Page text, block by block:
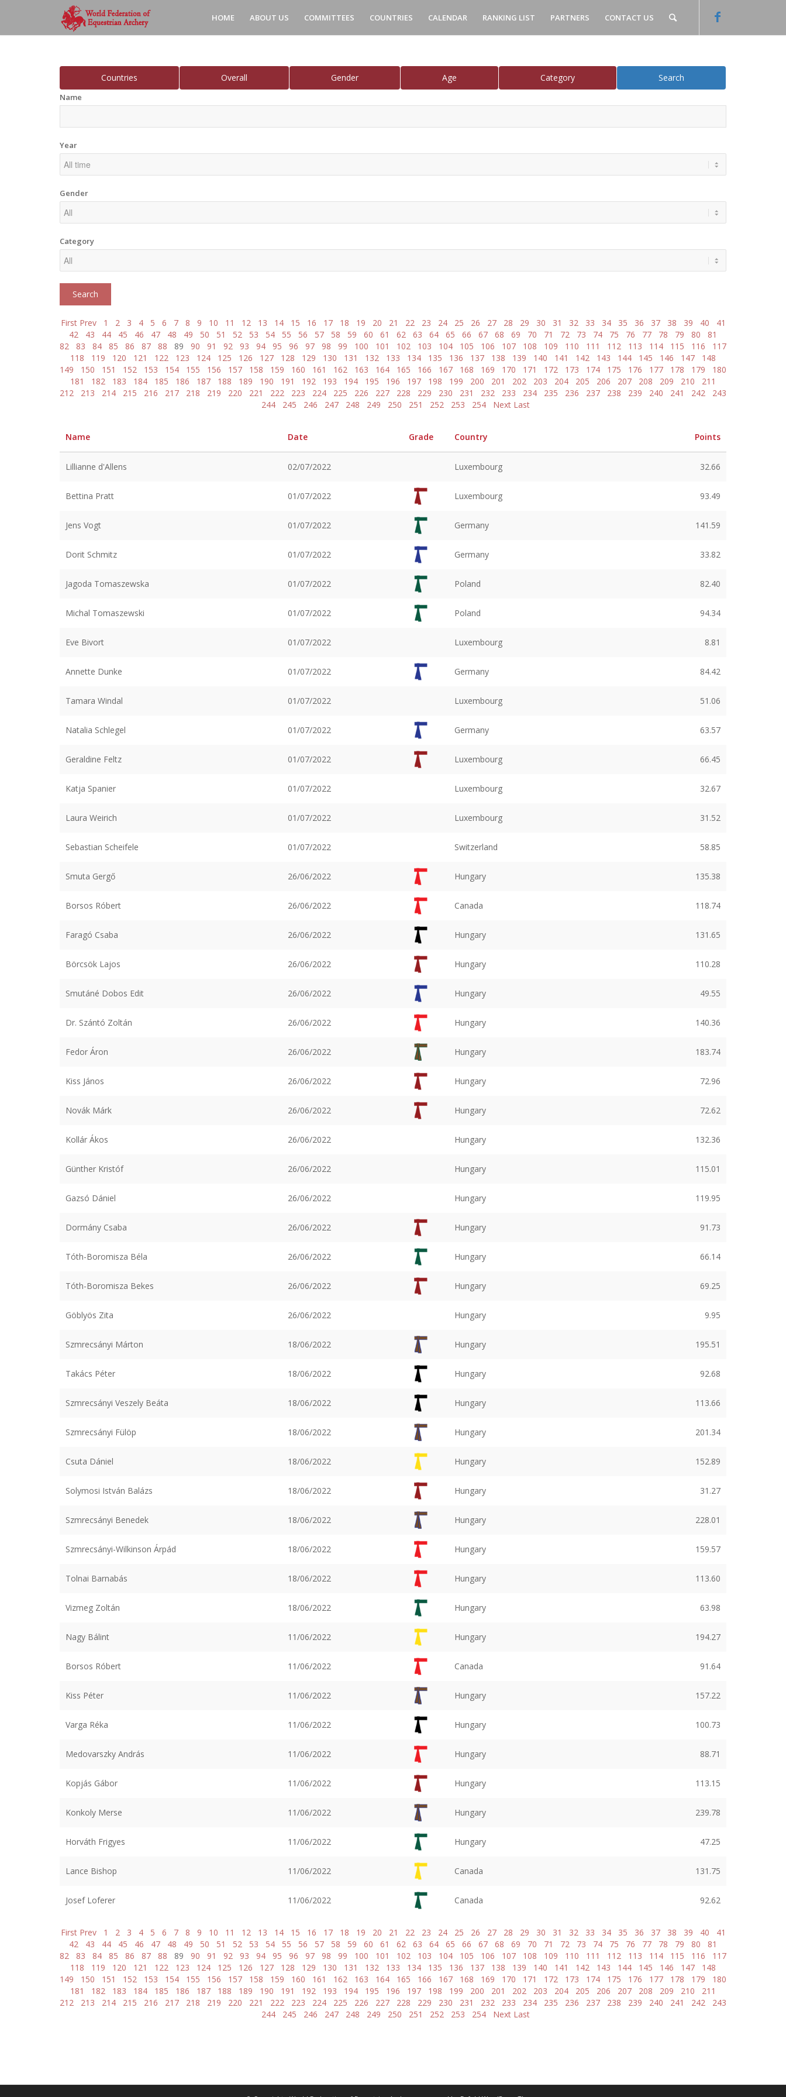
HOME ABOUT US COMMITTEES COUNTRIES CALENDAR RANKING LIST PARTNERS CONTACT US
Countries Overall Gender Age Category Search
Name
Year
Gender
Category
First Prev 1 2 3 4 5 6 7 8 9 10 11 12 13 14 15 16 17 18 19 20 21 22 23 24 25 26 27 28 29 30 31 32 33 34 35 36 37 38 39 40
41
42
43 44 45 46 47 48 49 50 51 52 53 54 55 56 57 58 59 60 61 62 63 64 65 66 67 68 69 70 71 72 73 74 75 76 77 78 79 80
81
82
83 84 85 86 87 88 89 90 91 92 93 94 95 96 97 98 99 100 101 102 103 104 105 106 107 108 109 110 111 112 113 114 115 116
117
118
119 120 121 122 123 124 125 126 127 128 129 130 131 132 133 134 135 136 137 138 139 140 141 142 143 144 145 146 147
148
149
150 151 152 153 154 155 156 157 158 159 160 161 162 163 164 165 166 167 168 169 170 171 172 173 174 175 176 177 178 179
180
181
182 183 184 185 186 187 188 189 190 191 192 193 194 195 196 197 198 199 200 201 202 203 204 205 206 207 208 209 210
211
212
213 214 215 216 217 218 219 220 221 222 223 224 225 226 227 228 229 230 231 232 233 234 235 236 237 238 239 240 241 242
243
244
245 246 247 248 249 250 251 252 253 254 Next Last
Name Date Grade Country Points
Lillianne d'Allens 02/07/2022 Luxembourg 32.66
Bettina Pratt 01/07/2022 Luxembourg 93.49
Jens Vogt 01/07/2022 Germany 141.59
Dorit Schmitz 01/07/2022 Germany 33.82
Jagoda Tomaszewska 01/07/2022 Poland 82.40
Michal Tomaszewski 01/07/2022 Poland 94.34
Eve Bivort 01/07/2022 Luxembourg 8.81
Annette Dunke 01/07/2022 Germany 84.42
Tamara Windal 01/07/2022 Luxembourg 51.06
Natalia Schlegel 01/07/2022 Germany 63.57
Geraldine Feltz 01/07/2022 Luxembourg 66.45
Katja Spanier 01/07/2022 Luxembourg 32.67
Laura Weirich 01/07/2022 Luxembourg 31.52
Sebastian Scheifele 01/07/2022 Switzerland 58.85
Smuta Gergő 26/06/2022 Hungary 135.38
Borsos Róbert 26/06/2022 Canada 118.74
Faragó Csaba 26/06/2022 Hungary 131.65
Börcsök Lajos 26/06/2022 Hungary 110.28
Smutáné Dobos Edit 26/06/2022 Hungary 49.55
Dr. Szántó Zoltán 26/06/2022 Hungary 140.36
Fedor Áron 26/06/2022 Hungary 183.74
Kiss János 26/06/2022 Hungary 72.96
Novák Márk 26/06/2022 Hungary 72.62
Kollár Ákos 26/06/2022 Hungary 132.36
Günther Kristóf 26/06/2022 Hungary 115.01
Gazsó Dániel 26/06/2022 Hungary 119.95
Dormány Csaba 26/06/2022 Hungary 91.73
Tóth-Boromisza Béla 26/06/2022 Hungary 66.14
Tóth-Boromisza Bekes 26/06/2022 Hungary 69.25
Göblyös Zita 26/06/2022 Hungary 9.95
Szmrecsányi Márton 18/06/2022 Hungary 195.51
Takács Péter 18/06/2022 Hungary 92.68
Szmrecsányi Veszely Beáta 18/06/2022 Hungary 113.66
Szmrecsányi Fülöp 18/06/2022 Hungary 201.34
Csuta Dániel 18/06/2022 Hungary 152.89
Solymosi István Balázs 18/06/2022 Hungary 31.27
Szmrecsányi Benedek 18/06/2022 Hungary 228.01
Szmrecsányi-Wilkinson Árpád 18/06/2022 Hungary 159.57
Tolnai Barnabás 18/06/2022 Hungary 113.60
Vizmeg Zoltán 18/06/2022 Hungary 63.98
Nagy Bálint 11/06/2022 Hungary 194.27
Borsos Róbert 11/06/2022 Canada 91.64
Kiss Péter 11/06/2022 Hungary 157.22
Varga Réka 11/06/2022 Hungary 100.73
Medovarszky András 11/06/2022 Hungary 88.71
Kopjás Gábor 11/06/2022 Hungary 113.15
Konkoly Merse 11/06/2022 Hungary 239.78
Horváth Frigyes 11/06/2022 Hungary 47.25
Lance Bishop 11/06/2022 Canada 131.75
Josef Loferer 11/06/2022 Canada 92.62
First Prev 1 2 3 4 5 6 7 8 9 10 11 12 13 14 15 16 17 18 19 20 21 22 23 24 25 26 27 28 29 30 31 32 33 34 35 36 37 38 39 40
41
42
43 44 45 46 47 48 49 50 51 52 53 54 55 56 57 58 59 60 61 62 63 64 65 66 67 68 69 70 71 72 73 74 75 76 77 78 79 80
81
82
83 84 85 86 87 88 89 90 91 92 93 94 95 96 97 98 99 100 101 102 103 104 105 106 107 108 109 110 111 112 113 114 115 116
117
118
119 120 121 122 123 124 125 126 127 128 129 130 131 132 133 134 135 136 137 138 139 140 141 142 143 144 145 146 147
148
149
150 151 152 153 154 155 156 157 158 159 160 161 162 163 164 165 166 167 168 169 170 171 172 173 174 175 176 177 178 179
180
181
182 183 184 185 186 187 188 189 190 191 192 193 194 195 196 197 198 199 200 201 202 203 204 205 206 207 208 209 210
211
212
213 214 215 216 217 218 219 220 221 222 223 224 225 226 227 228 229 230 231 232 233 234 235 236 237 238 239 240 241 242
243
244
245 246 247 248 249 250 251 252 253 254 Next Last